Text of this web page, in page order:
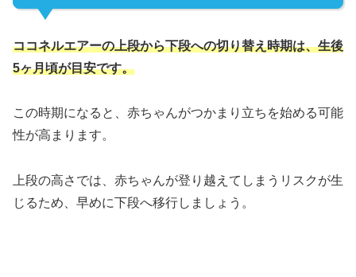
ココネルエアーの上段から下段への切り替え時期は、生後
5ヶ月頃が目安です。
この時期になると、赤ちゃんがつかまり立ちを始める可能
性が高まります。
上段の高さでは、赤ちゃんが登り越えてしまうリスクが生
じるため、早めに下段へ移行しましょう。